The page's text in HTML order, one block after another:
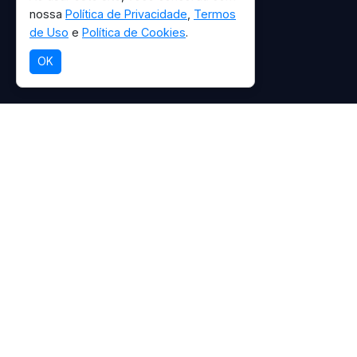
nossa Política de Privacidade Termos
de Uso e Política de Cookies.
OK